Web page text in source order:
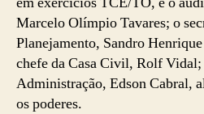
Marcelo Olímpio Tavares; o
Planejamento, Sandro
chefe da Casa Civil, Rolf Vidal;
Administração, Edson Cabral,
os poderes.